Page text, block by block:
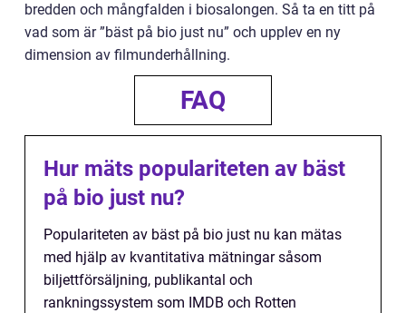
bredden och mångfalden i biosalongen. Så ta en titt på
vad som är ”bäst på bio just nu” och upplev en ny
dimension av filmunderhållning.
FAQ
Hur mäts populariteten av bäst
på bio just nu?
Populariteten av bäst på bio just nu kan mätas
med hjälp av kvantitativa mätningar såsom
biljettförsäljning, publikantal och
rankningssystem som IMDB och Rotten